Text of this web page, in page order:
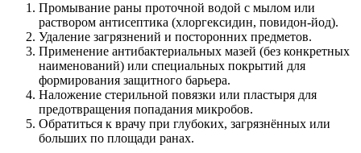
Промывание раны проточной водой с мылом или
раствором антисептика (хлоргексидин, повидон-йод).
Удаление загрязнений и посторонних предметов.
Применение антибактериальных мазей (без конкретных
наименований) или специальных покрытий для
формирования защитного барьера.
Наложение стерильной повязки или пластыря для
предотвращения попадания микробов.
Обратиться к врачу при глубоких, загрязнённых или
больших по площади ранах.